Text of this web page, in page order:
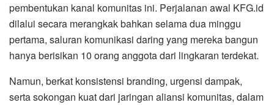
pembentukan kanal komunitas ini. Perjalanan awal KFG.id
dilalui secara merangkak bahkan selama dua minggu
pertama, saluran komunikasi daring yang mereka bangun
hanya berisikan 10 orang anggota dari lingkaran terdekat.
​Namun, berkat konsistensi branding, urgensi dampak,
serta sokongan kuat dari jaringan aliansi komunitas, dalam